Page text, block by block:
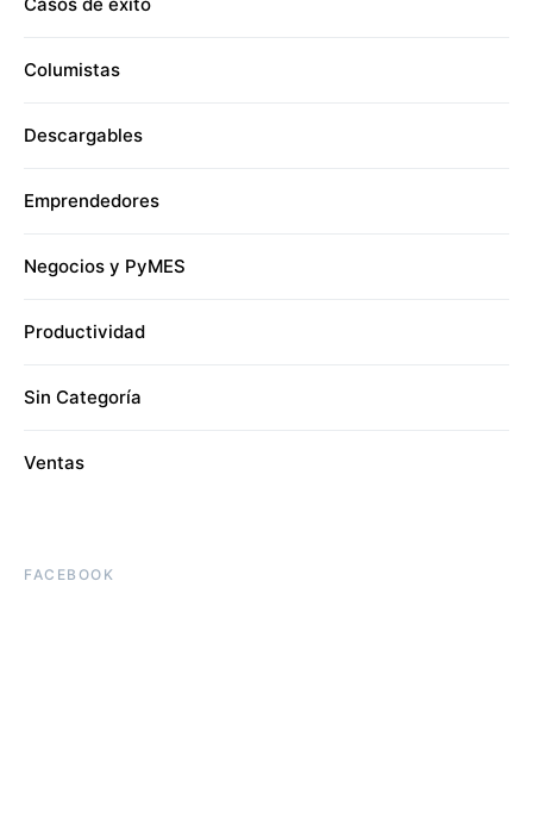
Columistas
Descargables
Emprendedores
Negocios y PyMES
Productividad
Sin Categoría
Ventas
FACEBOOK